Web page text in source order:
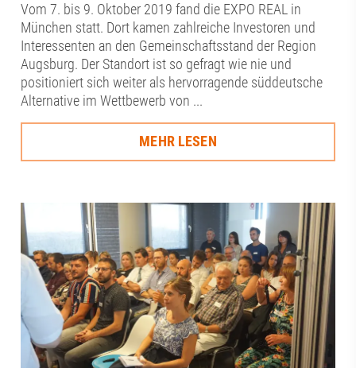
Vom 7. bis 9. Oktober 2019 fand die EXPO REAL in
München statt. Dort kamen zahlreiche Investoren und
Interessenten an den Gemeinschaftsstand der Region
Augsburg. Der Standort ist so gefragt wie nie und
positioniert sich weiter als hervorragende süddeutsche
Alternative im Wettbewerb von ...
MEHR LESEN